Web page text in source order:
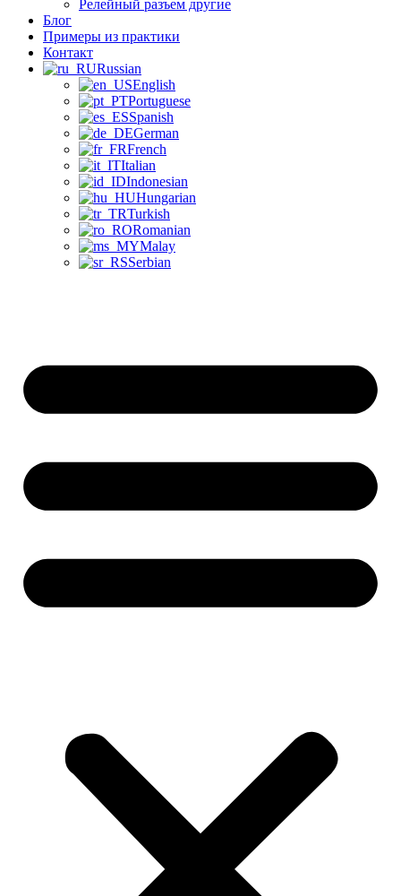
Релейный разъем другие
Блог
Примеры из практики
Контакт
Russian
English
Portuguese
Spanish
German
French
Italian
Indonesian
Hungarian
Turkish
Romanian
Malay
Serbian